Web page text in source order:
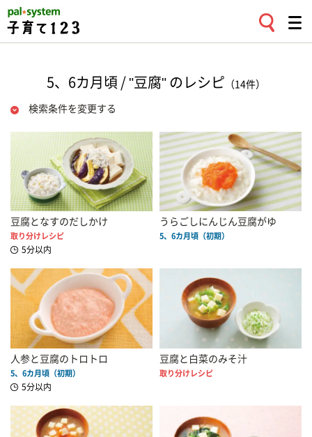
5、6カ月頃 / "豆腐" のレシピ （14件）
検索条件を変更する
豆腐となすのだしかけ
取り分けレシピ
5分以内
うらごしにんじん豆腐がゆ
5、6カ月頃（初期）
人参と豆腐のトロトロ
5、6カ月頃（初期）
5分以内
豆腐と白菜のみそ汁
取り分けレシピ